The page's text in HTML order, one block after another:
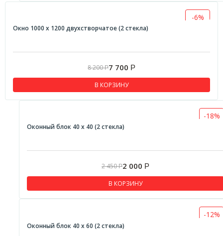
-6%
Окно 1000 х 1200 двухстворчатое (2 стекла)
8 200Р7 700 Р
В КОРЗИНУ
-18%
Оконный блок 40 х 40 (2 стекла)
2 450Р2 000 Р
В КОРЗИНУ
-12%
Оконный блок 40 х 60 (2 стекла)